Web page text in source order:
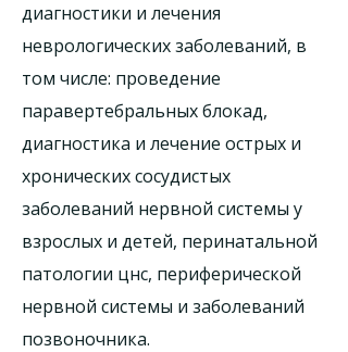
диагностики и лечения
неврологических заболеваний, в
том числе: проведение
паравертебральных блокад,
диагностика и лечение острых и
хронических сосудистых
заболеваний нервной системы у
взрослых и детей, перинатальной
патологии цнс, периферической
нервной системы и заболеваний
позвоночника.